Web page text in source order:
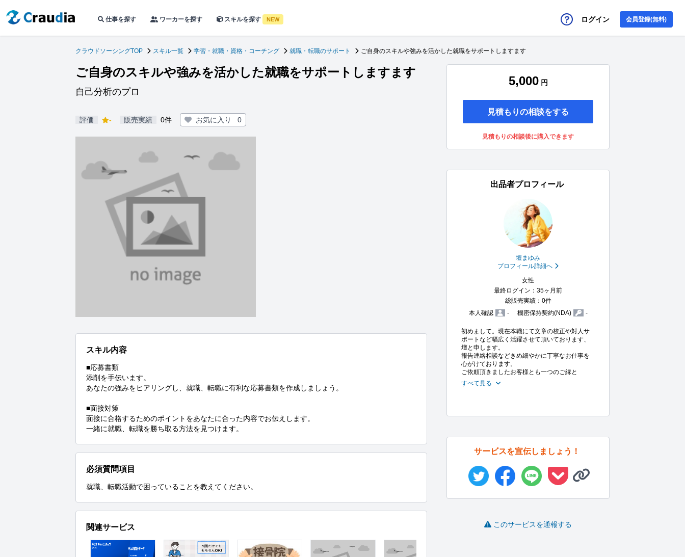
仕事を探す ワーカーを探す スキルを探す NEW ログイン 会員登録(無料)
クラウドソーシングTOP スキル一覧 学習・就職・資格・コーチング 就職・転職のサポート ご自身のスキルや強みを活かした就職をサポートしますます
ご自身のスキルや強みを活かした就職をサポートしますます
自己分析のプロ
評価 - 販売実績 0件 お気に入り 0
スキル内容
■応募書類
添削を手伝います。
あなたの強みをヒアリングし、就職、転職に有利な応募書類を作成しましょう。
■面接対策
面接に合格するためのポイントをあなたに合った内容でお伝えします。
一緒に就職、転職を勝ち取る方法を見つけます。
必須質問項目
就職、転職活動で困っていることを教えてください。
関連サービス
5,000 円
見積もりの相談をする
見積もりの相談後に購入できます
出品者プロフィール
壇まゆみ
プロフィール詳細へ
女性
最終ログイン：35ヶ月前
総販売実績：0件
本人確認
- 機密保持契約(NDA) -
初めまして。現在本職にて文章の校正や対人サ
ポートなど幅広く活躍させて頂いております、
壇と申します。
報告連絡相談などきめ細やかに丁寧なお仕事を
心がけております。
ご依頼頂きましたお客様とも一つのご縁と
すべて見る
サービスを宣伝しましょう！
このサービスを通報する